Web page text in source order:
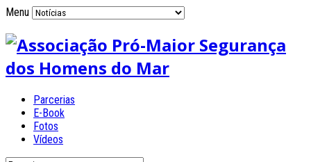
Menu
Parcerias
E-Book
Fotos
Vídeos